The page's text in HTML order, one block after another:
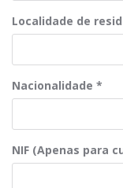
Localidade de
Nacionalidade *
NIF (Apenas para